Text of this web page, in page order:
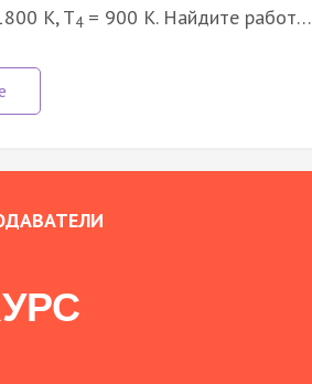
K, T4= 900 K. Найдите работ…